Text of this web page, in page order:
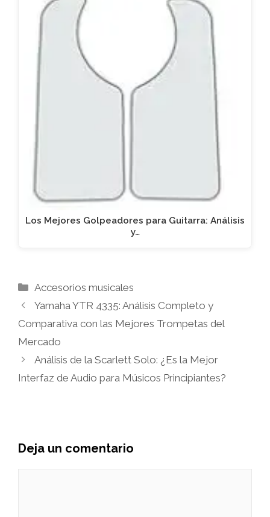
Los Mejores Golpeadores para Guitarra: Análisis
y…
Categorías
Accesorios musicales
Yamaha YTR 4335: Análisis Completo y
Comparativa con las Mejores Trompetas del
Mercado
Análisis de la Scarlett Solo: ¿Es la Mejor
Interfaz de Audio para Músicos Principiantes?
Deja un comentario